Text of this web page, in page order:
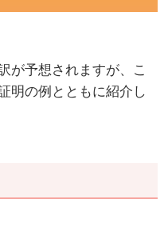
が予想されますが、こ
明の例とともに紹介し